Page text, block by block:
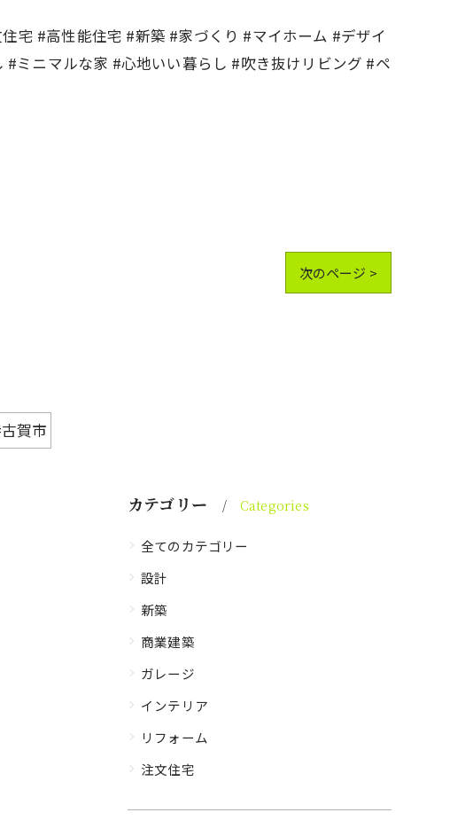
宅 #高性能住宅 #新築 #家づくり #マイホーム #デザイ
ミニマルな家 #心地いい暮らし #吹き抜けリビング #ペ
次のページ >
賀市
カテゴリー Categories
全てのカテゴリー
設計
新築
商業建築
ガレージ
インテリア
リフォーム
注文住宅